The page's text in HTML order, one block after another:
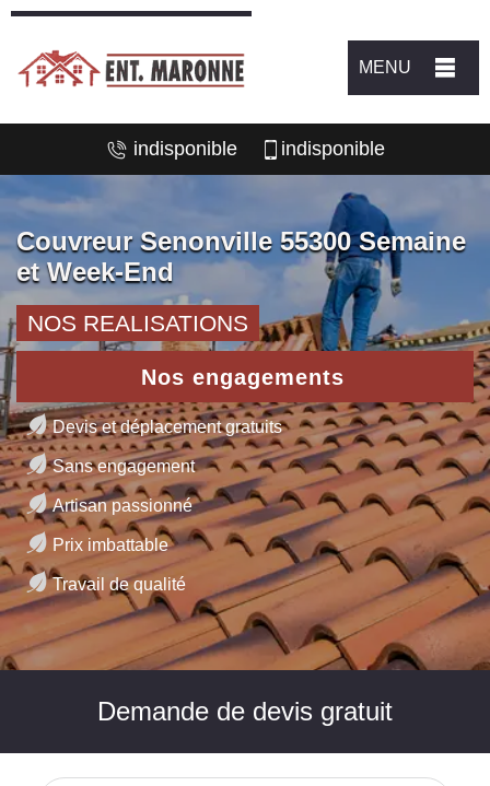
MENU
indisponible indisponible
Couvreur Senonville 55300 Semaine
et Week-End
NOS REALISATIONS
Nos engagements
Devis et déplacement gratuits
Sans engagement
Artisan passionné
Prix imbattable
Travail de qualité
Demande de devis gratuit